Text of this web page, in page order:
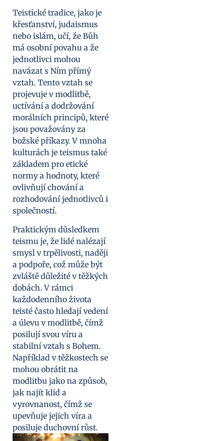
Teistické tradice, jako je
křesťanství, judaismus
nebo islám, učí, že Bůh
má osobní povahu a že
jednotlivci mohou
navázat s Ním přímý
vztah. Tento vztah se
projevuje v modlitbě,
uctívání a dodržování
morálních principů, které
jsou považovány za
božské příkazy. V mnoha
kulturách je teismus také
základem pro etické
normy a hodnoty, které
ovlivňují chování a
rozhodování jednotlivců i
společností.
Praktickým důsledkem
teismu je, že lidé nalézají
smysl v trpělivosti, naději
a podpoře, což může být
zvláště důležité v těžkých
dobách. V rámci
každodenního života
teisté často hledají vedení
a úlevu v modlitbě, čímž
posilují svou víru a
stabilní vztah s Bohem.
Například v těžkostech se
mohou obrátit na
modlitbu jako na způsob,
jak najít klid a
vyrovnanost, čímž se
upevňuje jejich víra a
posiluje duchovní růst.